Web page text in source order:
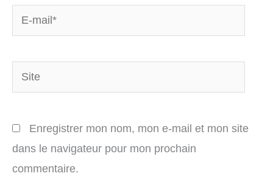
E-
mail*
Site
Enregistrer mon nom, mon e-mail et mon site
dans le navigateur pour mon prochain
commentaire.